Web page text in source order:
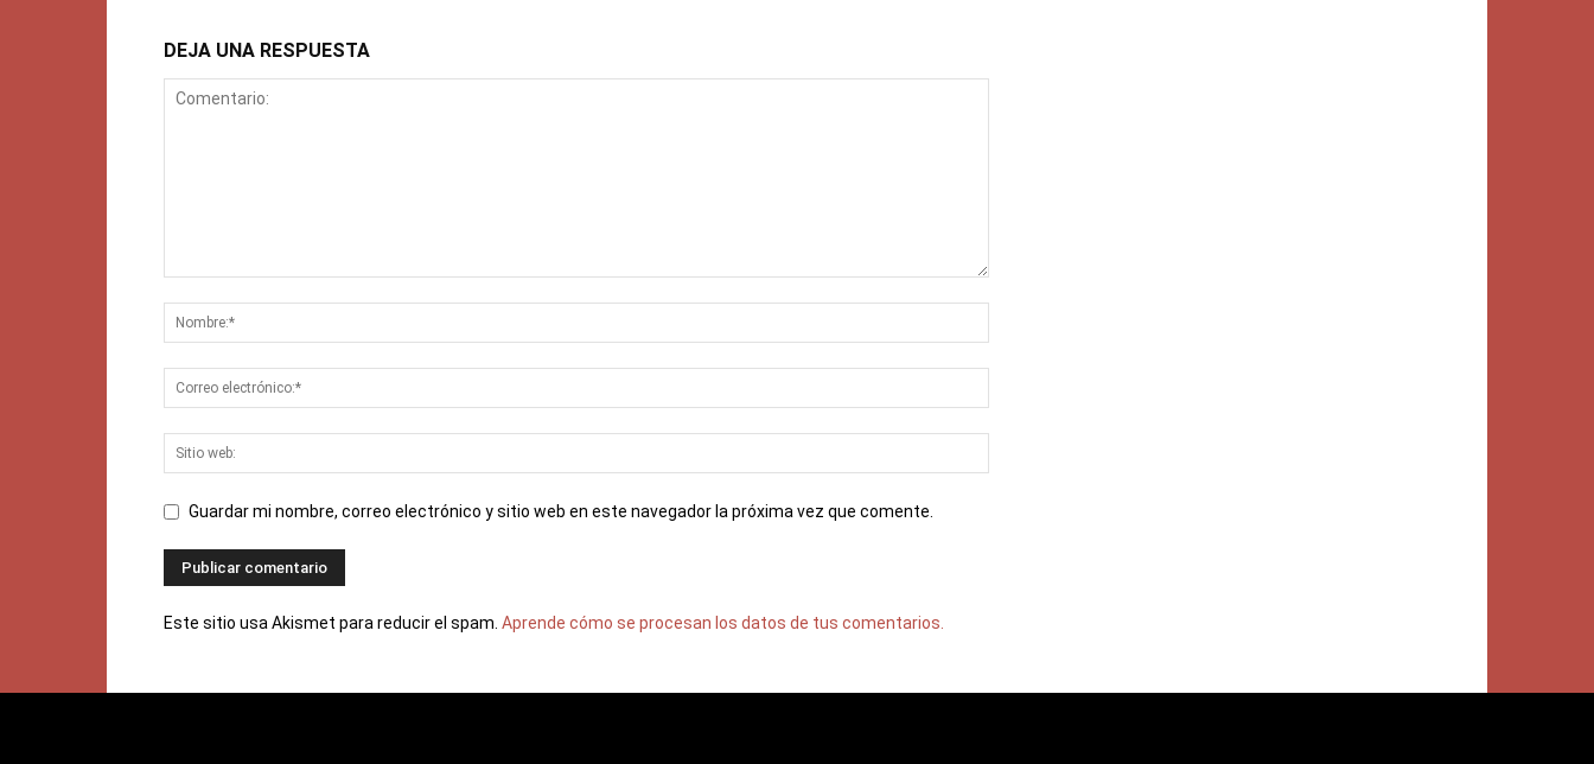
DEJA UNA RESPUESTA
Guardar mi nombre, correo electrónico y sitio web en este navegador la próxima vez que comente.
Este sitio usa Akismet para reducir el spam. Aprende cómo se procesan los datos de tus comentarios.